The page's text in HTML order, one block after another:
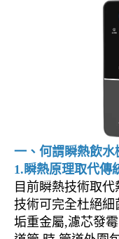
一、何謂瞬熱飲
1.瞬熱原理取代傳
目前瞬熱技術取
技術可完全杜絕
垢重金屬,濾芯發